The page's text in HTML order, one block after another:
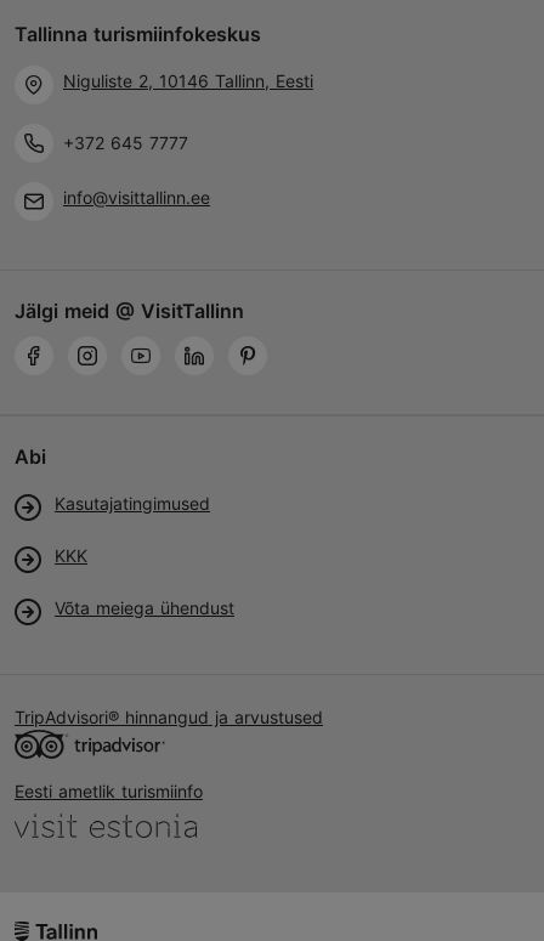
Tallinna turismiinfokeskus
Niguliste 2, 10146 Tallinn, Eesti
+372 645 7777
info@visittallinn.ee
Jälgi meid @ VisitTallinn
Abi
Kasutajatingimused
KKK
Võta meiega ühendust
TripAdvisori® hinnangud ja arvustused
Eesti ametlik turismiinfo